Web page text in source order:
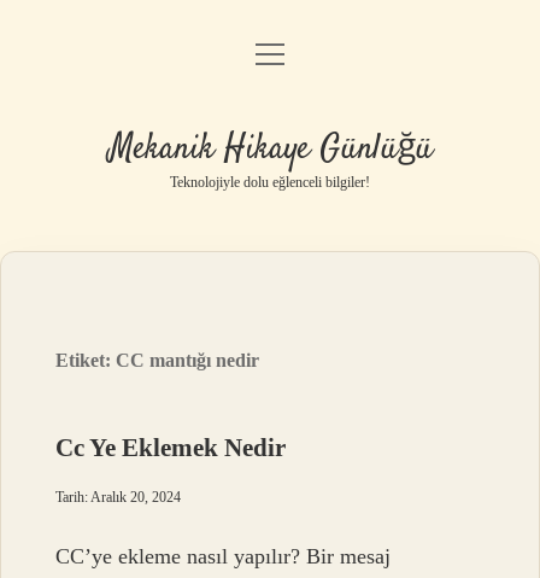
Anasayfa
Yasal Uyarı
menüyü
Mekanik Hikaye Günlüğü
Teknolojiyle dolu eğlenceli bilgiler!
Etiket:CC mantığı nedir
Cc Ye Eklemek Nedir
Tarih: Aralık 20, 2024
CC’ye ekleme nasıl yapılır? Bir mesaj